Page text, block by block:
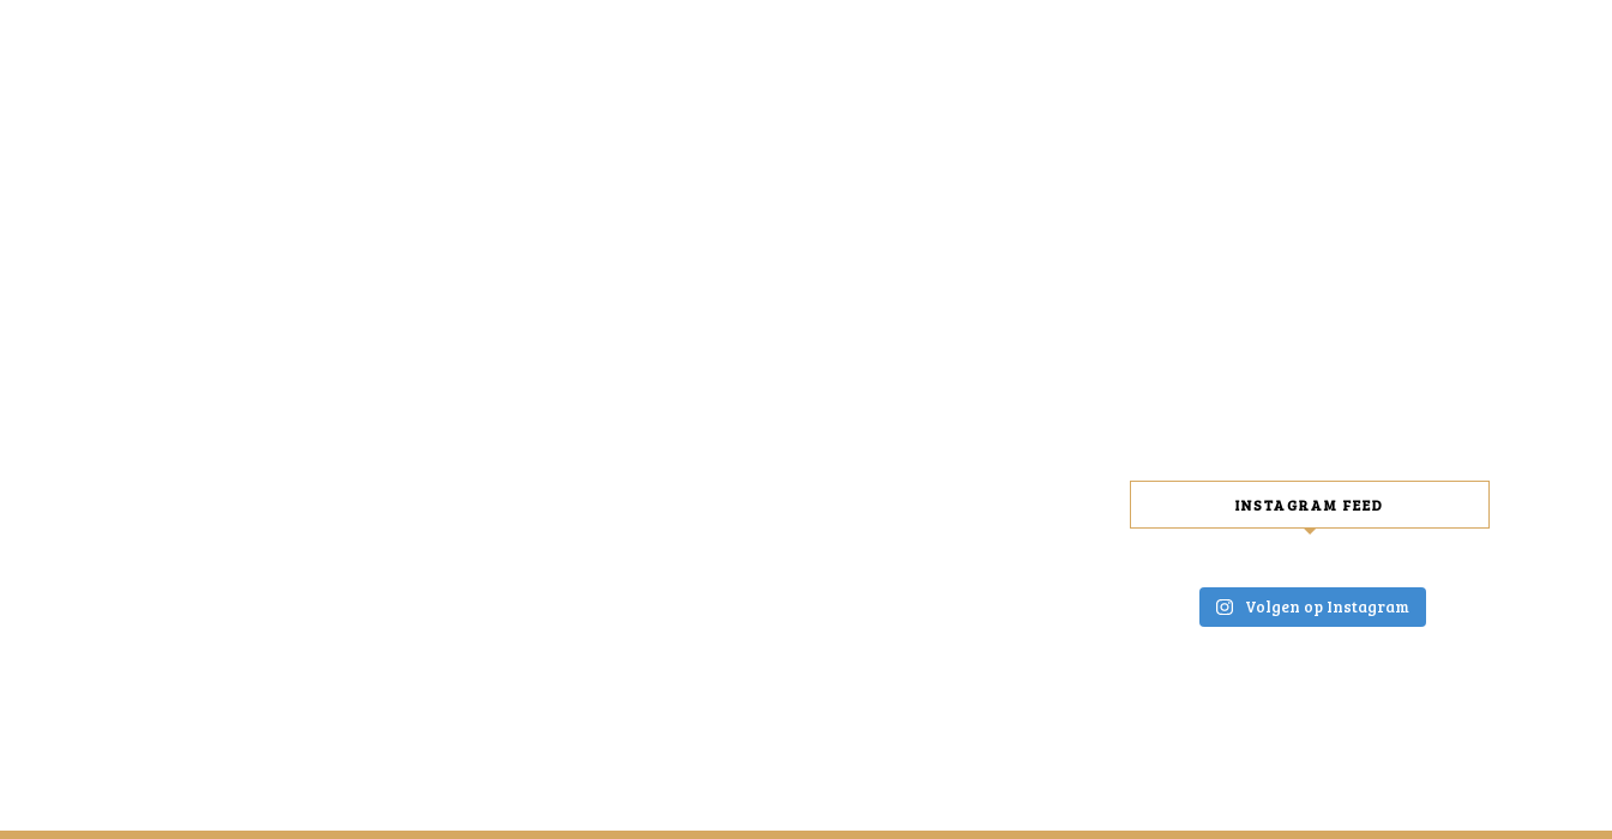
INSTAGRAM FEED
Volgen op Instagram